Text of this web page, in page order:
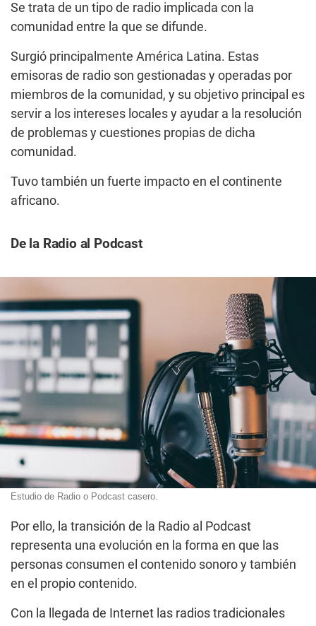
Se trata de un tipo de radio implicada con la
comunidad entre la que se difunde.
Surgió principalmente América Latina. Estas
emisoras de radio son gestionadas y operadas por
miembros de la comunidad, y su objetivo principal es
servir a los intereses locales y ayudar a la resolución
de problemas y cuestiones propias de dicha
comunidad.
Tuvo también un fuerte impacto en el continente
africano.
De la Radio al Podcast
Estudio de Radio o Podcast casero.
Por ello, la transición de la Radio al Podcast
representa una evolución en la forma en que las
personas consumen el contenido sonoro y también
en el propio contenido.
Con la llegada de Internet las radios tradicionales